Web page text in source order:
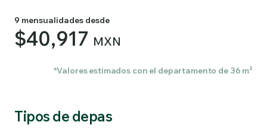
9 mensualidades desde
$40,917 MXN
*Valores estimados con el departamento de 36 m²
Tipos de depas